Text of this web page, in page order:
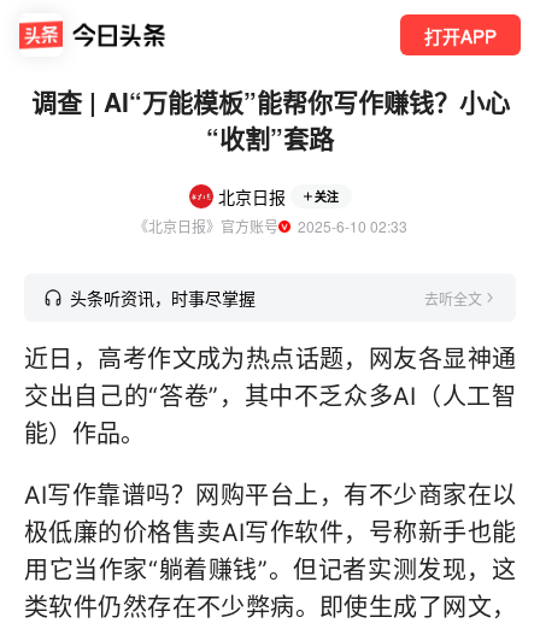
打开APP
调查 | AI“万能模板”能帮你写作赚钱？小心
“收割”套路
北京日报 关注
《北京日报》官方账号
  2025-6-10 02:33
头条听资讯，时事尽掌握 去听全文
近日，高考作文成为热点话题，网友各显神通
交出自己的“答卷”，其中不乏众多AI（人工智
能）作品。
AI写作靠谱吗？网购平台上，有不少商家在以
极低廉的价格售卖AI写作软件，号称新手也能
用它当作家“躺着赚钱”。但记者实测发现，这
类软件仍然存在不少弊病。即使生成了网文，